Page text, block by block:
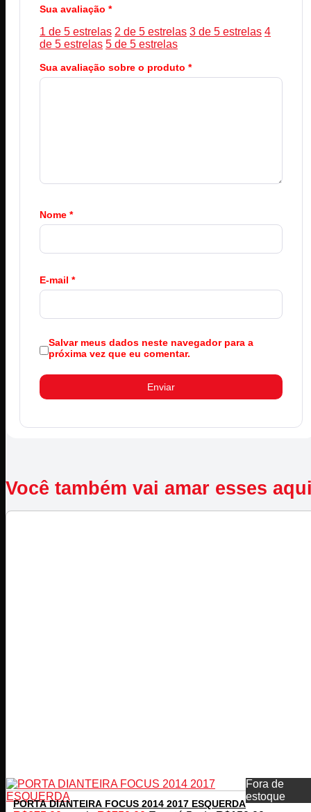
Sua avaliação *
1 de 5 estrelas 2 de 5 estrelas 3 de 5 estrelas 4
de 5 estrelas 5 de 5 estrelas
Sua avaliação sobre o produto *
Nome *
E-mail *
Salvar meus dados neste navegador para a
próxima vez que eu comentar.
Você também vai amar esses
Fora de
estoque
PORTA DIANTEIRA FOCUS 2014 2017 ESQUERDA